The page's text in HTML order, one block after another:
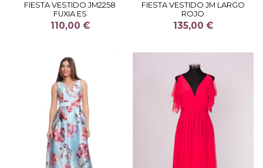
FIESTA VESTIDO JM2258
FUXIA ES
110,00 €
FIESTA VESTIDO JM LARGO
ROJO
135,00 €